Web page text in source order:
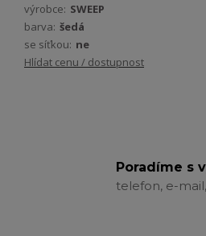
výrobce: SWEEP
barva: šedá
se síťkou: ne
Hlídat cenu / dostupnost
Poradíme s
telefon, e-